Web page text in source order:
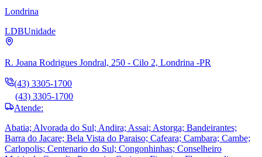
Londrina
LDBUnidade
R. Joana Rodrigues Jondral, 250 - Cilo 2, Londrina -PR
(43) 3305-1700
(43) 3305-1700
Atende:
Abatia; Alvorada do Sul; Andira; Assai; Astorga; Bandeirantes;
Barra do Jacare; Bela Vista do Paraiso; Cafeara; Cambara; Cambe;
Carlopolis; Centenario do Sul; Congonhinhas; Conselheiro